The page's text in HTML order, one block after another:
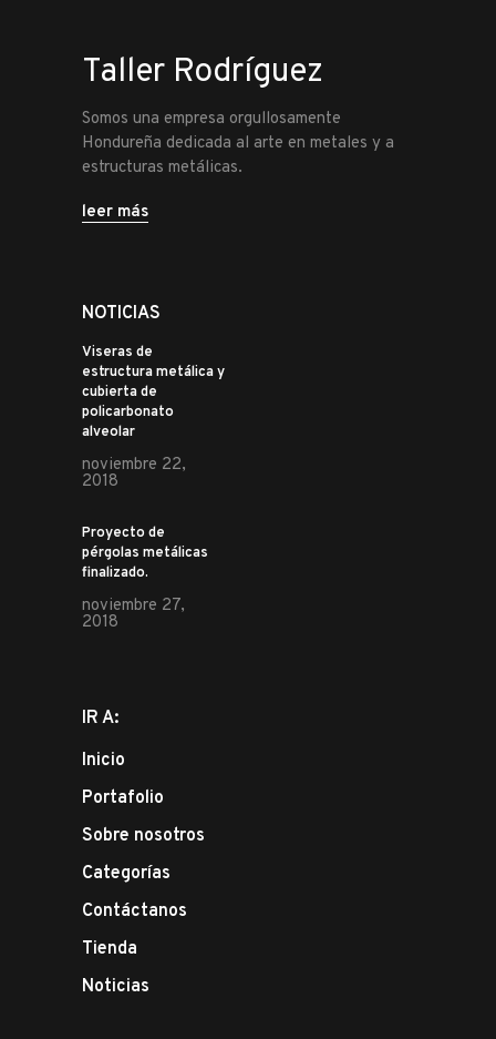
Taller Rodríguez
Somos una empresa orgullosamente
Hondureña dedicada al arte en metales y a
estructuras metálicas.
leer más
NOTICIAS
noviembre 22,
2018
Viseras de
estructura metálica y
cubierta de
policarbonato
alveolar
noviembre 27,
2018
Proyecto de
pérgolas metálicas
finalizado.
IR A:
Inicio
Portafolio
Sobre nosotros
Categorías
Contáctanos
Tienda
Noticias